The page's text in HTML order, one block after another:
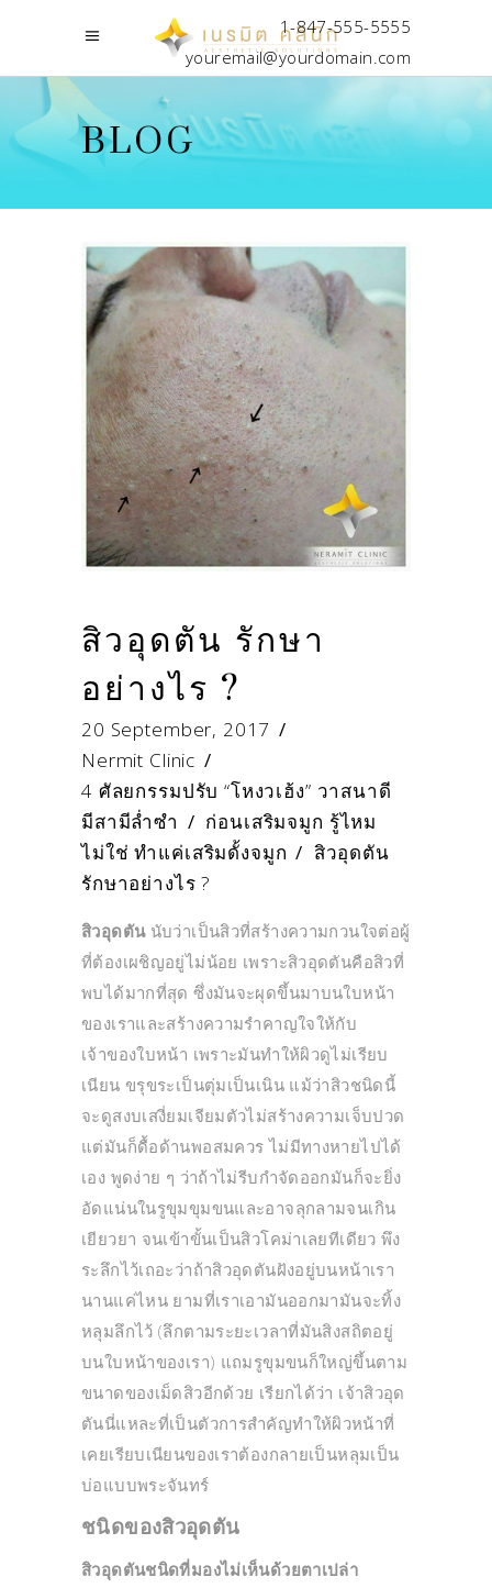
1-847-555-5555
youremail@yourdomain.com
BLOG
สิวอุดตัน รักษา
อย่างไร ?
20 September, 2017
Nermit Clinic
4 ศัลยกรรมปรับ “โหงวเฮ้ง” วาสนาดี
มีสามีล่ำซำ / ก่อนเสริมจมูก รู้ไหม
ไม่ใช่ ทำแค่เสริมดั้งจมูก / สิวอุดตัน
รักษาอย่างไร ?
สิวอุดตันนับว่าเป็นสิวที่สร้างความกวนใจต่อผู้
ที่ต้องเผชิญอยู่ไม่น้อย เพราะสิวอุดตันคือสิวที่
พบได้มากที่สุด ซึ่งมันจะผุดขึ้นมาบนใบหน้า
ของเราและสร้างความรำคาญใจให้กับ
เจ้าของใบหน้า เพราะมันทำให้ผิวดูไม่เรียบ
เนียน ขรุขระเป็นตุ่มเป็นเนิน แม้ว่าสิวชนิดนี้
จะดูสงบเสงี่ยมเจียมตัวไม่สร้างความเจ็บปวด
แต่มันก็ดื้อด้านพอสมควร ไม่มีทางหายไปได้
เอง พูดง่าย ๆ ว่าถ้าไม่รีบกำจัดออกมันก็จะยิ่ง
อัดแน่นในรูขุมขุมขนและอาจลุกลามจนเกิน
เยียวยา จนเข้าขั้นเป็นสิวโคม่าเลยทีเดียว พึง
ระลึกไว้เถอะว่าถ้าสิวอุดตันฝังอยู่บนหน้าเรา
นานแค่ไหน ยามที่เราเอามันออกมามันจะทิ้ง
หลุมลึกไว้ (ลึกตามระยะเวลาที่มันสิงสถิตอยู่
บนใบหน้าของเรา) แถมรูขุมขนก็ใหญ่ขึ้นตาม
ขนาดของเม็ดสิวอีกด้วย เรียกได้ว่า เจ้าสิวอุด
ตันนี่แหละที่เป็นตัวการสำคัญทำให้ผิวหน้าที่
เคยเรียบเนียนของเราต้องกลายเป็นหลุมเป็น
บ่อแบบพระจันทร์
ชนิดของสิวอุดตัน
สิวอุดตันชนิดที่มองไม่เห็นด้วยตาเปล่า